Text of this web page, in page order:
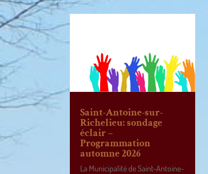
Saint-Antoine-sur-
Richelieu: sondage
éclair –
Programmation
automne 2026
La Municipalité de Saint-Antoine-